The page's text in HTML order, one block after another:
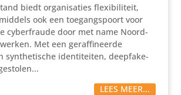
biedt organisaties flexibiliteit,
ook een toegangspoort voor
cyberfraude door met name Noord-
Met een geraffineerde
synthetische identiteiten, deepfake-
LEES MEER...